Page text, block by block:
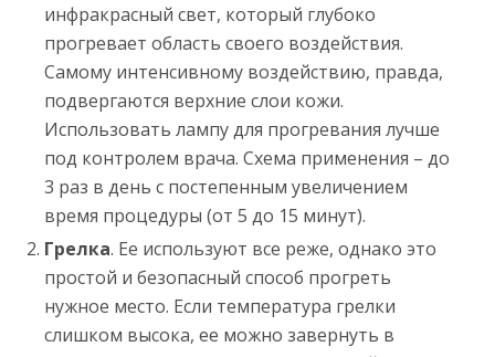
инфракрасный свет, который глубоко
прогревает область своего воздействия.
Самому интенсивному воздействию, правда,
подвергаются верхние слои кожи.
Использовать лампу для прогревания лучше
под контролем врача. Схема применения – до
3 раз в день с постепенным увеличением
время процедуры (от 5 до 15 минут).
Грелка. Ее используют все реже, однако это
простой и безопасный способ прогреть
нужное место. Если температура грелки
слишком высока, ее можно завернуть в